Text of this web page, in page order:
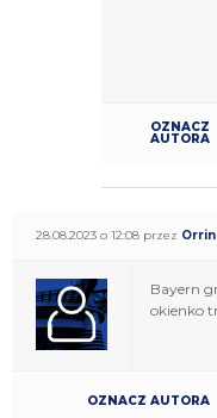
OZNACZ
AUTORA
28.08.2023 o 12:08 przez Orrin
Bayern
okienko
OZNACZ AUTORA